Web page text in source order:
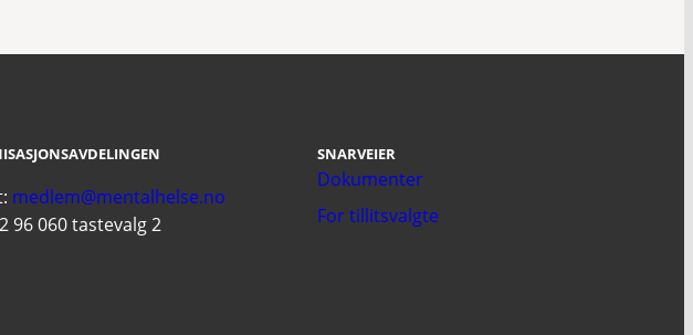
medlem@mentalhelse.no
96 060 tastevalg 2
SNARVEIER
Dokumenter
For tillitsvalgte